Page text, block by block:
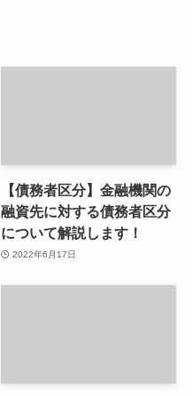
【債務者区分】金融機関の
融資先に対する債務者区分
について解説します！
2022年6月17日